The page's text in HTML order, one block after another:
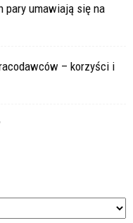
pary umawiają się na
– korzyści i